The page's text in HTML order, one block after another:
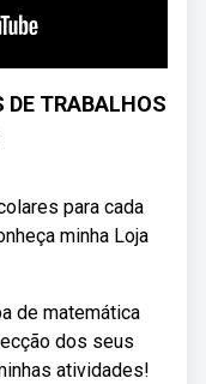
DE TRABALHOS
para cada
minha Loja
de matemática
dos seus
atividades!